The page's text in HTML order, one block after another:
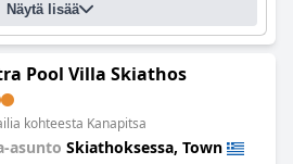
Näytä lisää
Pool Villa Skiathos
kohteesta Kanapitsa
asunto Skiathoksessa, Town